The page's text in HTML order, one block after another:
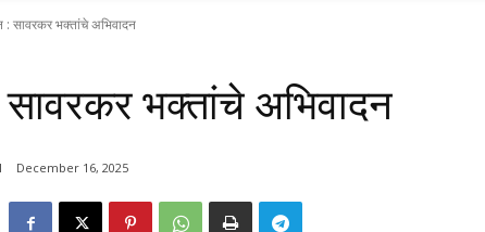
: सावरकर भक्तांचे अभिवादन
भक्तांचे अभिवादन
December 16, 2025